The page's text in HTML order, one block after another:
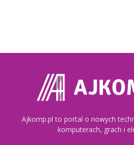
Ajkomp.pl to portal o nowych
komputerach, grach i